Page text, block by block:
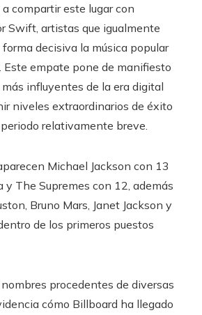
compartir este lugar con
Swift, artistas que igualmente
decisiva la música popular
Este empate pone de manifiesto
influyentes de la era digital
niveles extraordinarios de éxito
relativamente breve.
Michael Jackson con 13
y The Supremes con 12, además
Bruno Mars, Janet Jackson y
de los primeros puestos
procedentes de diversas
cómo Billboard ha llegado